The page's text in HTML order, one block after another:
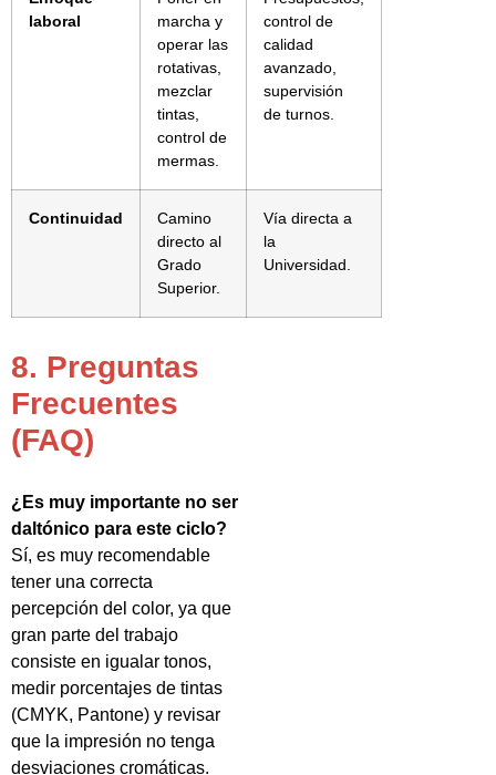
laboral
marcha y
operar las
rotativas,
mezclar
tintas,
control de
mermas.
control de
calidad
avanzado,
supervisión
de turnos.
Continuidad
Camino
directo al
Grado
Superior.
Vía directa a
la
Universidad.
8. Preguntas
Frecuentes
(FAQ)
¿Es muy importante no ser
daltónico para este ciclo?
Sí, es muy recomendable
tener una correcta
percepción del color, ya que
gran parte del trabajo
consiste en igualar tonos,
medir porcentajes de tintas
(CMYK, Pantone) y revisar
que la impresión no tenga
desviaciones cromáticas.